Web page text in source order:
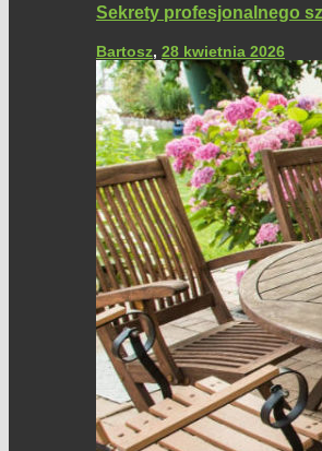
Sekrety profesjonalnego
Bartosz, 28 kwietnia 2026